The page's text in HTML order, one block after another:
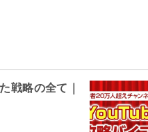
戦略の全て｜